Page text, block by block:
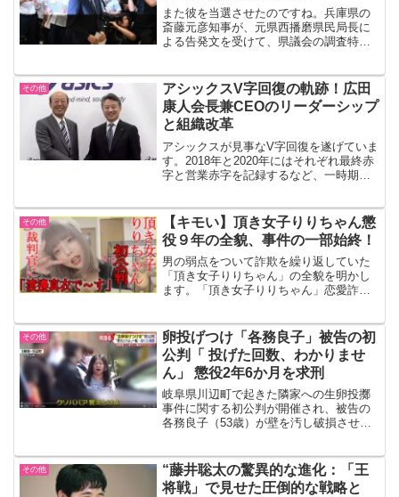
また彼を当選させたのですね。兵庫県の
斎藤元彦知事が、元県西播磨県民局長に
よる告発文を受けて、県議会の調査特別
者の私的情報漏洩疑惑など、多くの注目
を集めています。告発文の...
その他
アシックスV字回復の軌跡！広田
康人会長兼CEOのリーダーシップ
と組織改革
アシックスが見事なV字回復を遂げていま
す。2018年と2020年にはそれぞれ最終赤
字と営業赤字を記録するなど、一時期は
億円を見込んでいます。広田康人会長兼
CEO...
その他
【キモい】頂き女子りりちゃん懲
役９年の全貌、事件の一部始終！
男の弱点をついて詐欺を繰り返していた
「頂き女子りりちゃん」の全貌を明かし
ます。「頂き女子りりちゃん」恋愛詐欺
や指南書のキャラクターです。彼女のマ
ニュアルは、恋愛詐欺の手法...
その他
卵投げつけ「各務良子」被告の初
公判「 投げた回数、わかりませ
ん」 懲役2年6か月を求刑
岐阜県川辺町で起きた隣家への生卵投擲
事件に関する初公判が開催され、被告の
各務良子（53歳）が壁を汚し破損させた
べました。卵投げつけ事件事件は、去年
の11月から今年の8月...
その他
“藤井聡太の驚異的な進化：「王
将戦」で見せた圧倒的な戦略と